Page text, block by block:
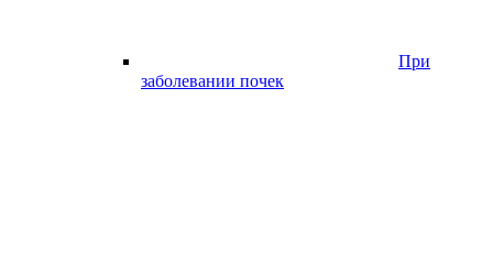
При
заболевании почек